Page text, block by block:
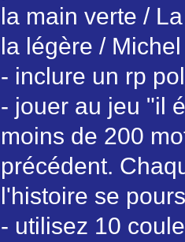
la main verte /
la légère /
- inclure un rp
- jouer au jeu "il
moins de 200
précédent.
l'histoire se
- utilisez 10